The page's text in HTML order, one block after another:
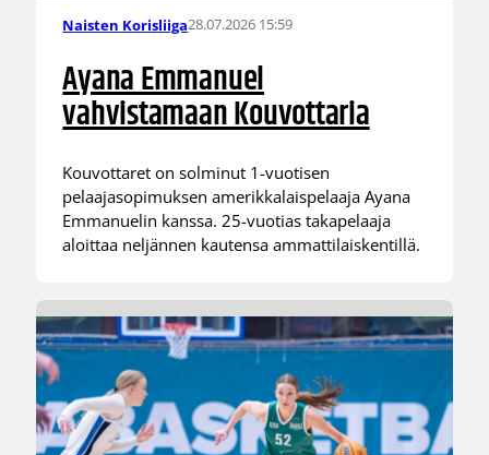
Naisten Korisliiga28.07.2026 15:59
Ayana Emmanuel
vahvistamaan Kouvottaria
Kouvottaret on solminut 1-vuotisen
pelaajasopimuksen amerikkalaispelaaja Ayana
Emmanuelin kanssa. 25-vuotias takapelaaja
aloittaa neljännen kautensa ammattilaiskentillä.